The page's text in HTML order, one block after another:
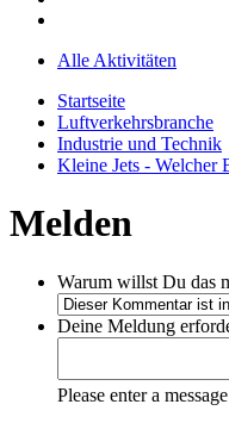
Alle Aktivitäten
Startseite
Luftverkehrsbranche
Industrie und Technik
Kleine Jets - Welcher
Melden
Warum willst Du das
Deine Meldung
Please enter a